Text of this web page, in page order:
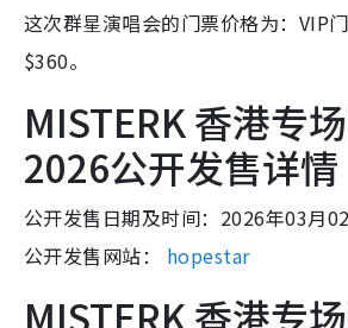
这次群星演唱会的门票价格为：VIP
$360。
MISTERK 香港专
2026公开发售详情
公开发售日期及时间：2026年03月
公开发售网站： hopestar
MISTERK 香港专